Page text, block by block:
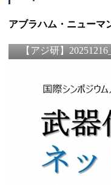
アブラハム・ニューマ